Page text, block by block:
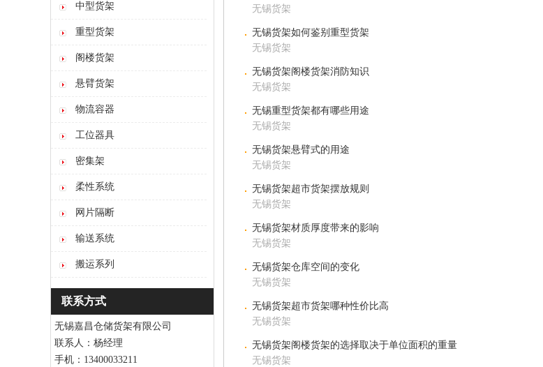
中型货架
重型货架
阁楼货架
悬臂货架
物流容器
工位器具
密集架
柔性系统
网片隔断
输送系统
搬运系列
联系方式
无锡嘉昌仓储货架有限公司
联系人：杨经理
手机：13400033211
无锡货架
无锡货架如何鉴别重型货架
无锡货架
无锡货架阁楼货架消防知识
无锡货架
无锡重型货架都有哪些用途
无锡货架
无锡货架悬臂式的用途
无锡货架
无锡货架超市货架摆放规则
无锡货架
无锡货架材质厚度带来的影响
无锡货架
无锡货架仓库空间的变化
无锡货架
无锡货架超市货架哪种性价比高
无锡货架
无锡货架阁楼货架的选择取决于单位面积的重量
无锡货架